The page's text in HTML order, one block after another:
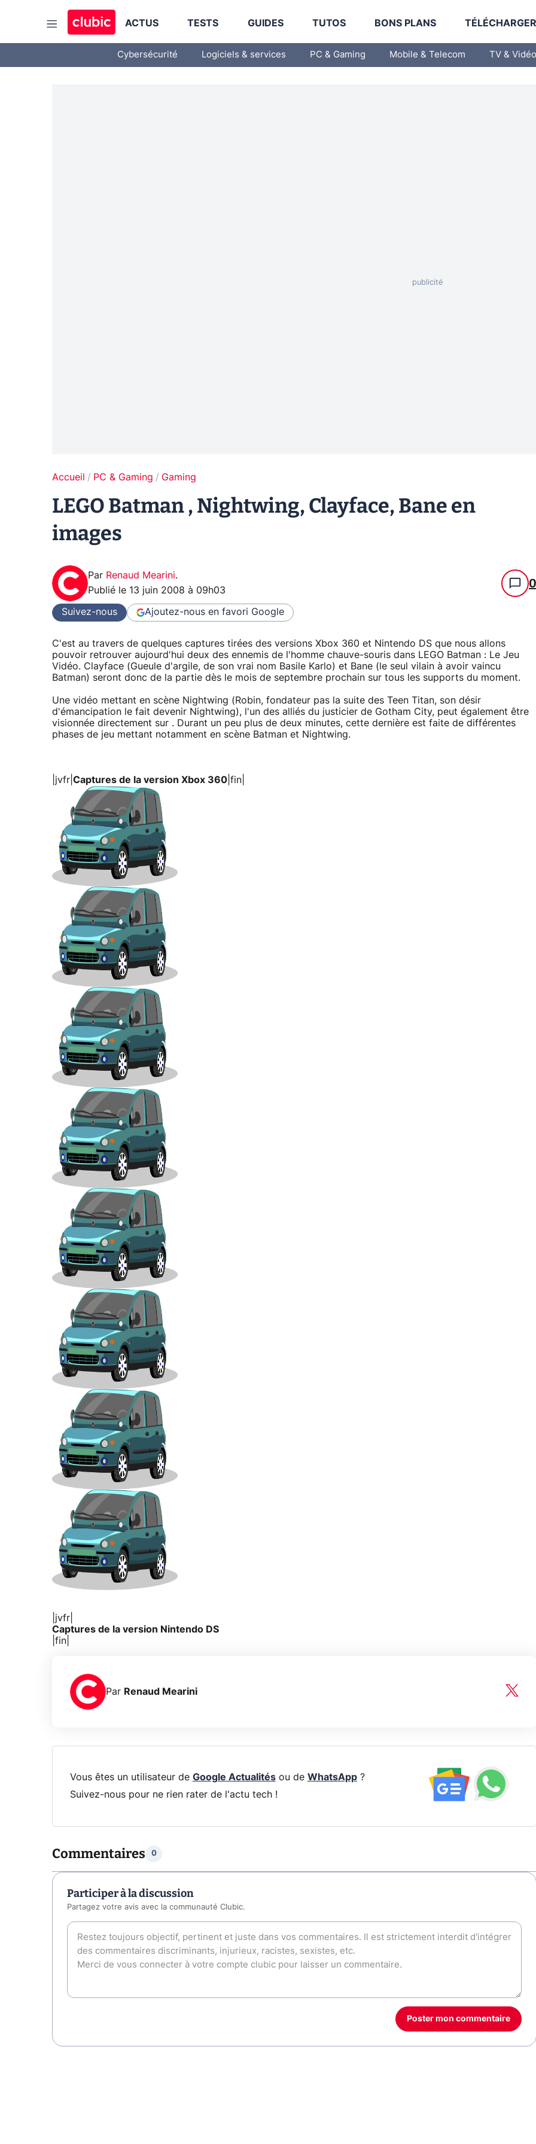
ACTUS TESTS GUIDES TUTOS BONS PLANS
Cybersécurité Logiciels & services PC & Gaming Mobile & Telecom TV & Vidéo
Accueil PC & Gaming Gaming
LEGO Batman , Nightwing, Clayface, Bane en
images
Par Renaud Mearini.
Publié le 13 juin 2008 à 09h03 0
Suivez-nous Ajoutez-nous en favori Google
C'est au travers de quelques captures tirées des versions Xbox 360 et Nintendo DS que nous allons
pouvoir retrouver aujourd'hui deux des ennemis de l'homme chauve-souris dans LEGO Batman : Le Jeu
Vidéo. Clayface (Gueule d'argile, de son vrai nom Basile Karlo) et Bane (le seul vilain à avoir vaincu
Batman) seront donc de la partie dès le mois de septembre prochain sur tous les supports du moment.
Une vidéo mettant en scène Nightwing (Robin, fondateur pas la suite des Teen Titan, son désir
d'émancipation le fait devenir Nightwing), l'un des alliés du justicier de Gotham City, peut également être
visionnée directement sur . Durant un peu plus de deux minutes, cette dernière est faite de différentes
phases de jeu mettant notamment en scène Batman et Nightwing.
|jvfr| Captures de la version Xbox 360 |fin|
|jvfr|
Captures de la version Nintendo DS
|fin|
Par Renaud Mearini
Vous êtes un utilisateur de Google Actualitésou de WhatsApp?
Suivez-nous pour ne rien rater de l'actu tech !
Commentaires 0
Participer à la discussion
Partagez votre avis avec la communauté Clubic.
Poster mon commentaire